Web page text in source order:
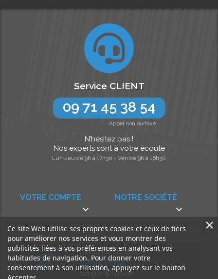
NOTRE SOCIÉTÉ

VOTRE COMPTE

Service CLIENT
09 71 45 38 54
Appel non surtaxé
N’hésitez pas !
Nos experts sont à votre écoute
Lun-Jeu de 9h à 17h30 - Ven de 9h à 16h30
Demande de devis
GRATUIT
Simple & rapide
Ce site Web utilise ses propres cookies et ceux de tiers
pour améliorer nos services et vous montrer des
publicités liées à vos préférences en analysant vos
habitudes de navigation. Pour donner votre
consentement à son utilisation, appuyez sur le bouton